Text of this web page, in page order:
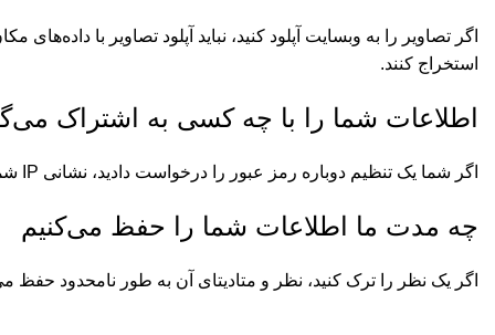
استخراج کنند.
اطلاعات شما را با چه کسی به اشتراک
اگر شما یک تنظیم دوباره رمز عبور را درخواست دادید، نشانی IP شما در ایمیل تنظیم دوباره وجود خواهد داشت.
چه مدت ما اطلاعات شما را حفظ می‌کنیم
اگر یک نظر را ترک کنید، نظر و متادیتای آن به طور نامحدود حفظ